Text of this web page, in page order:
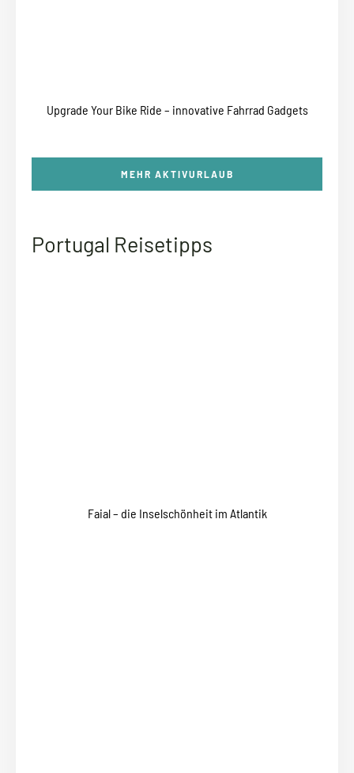
Upgrade Your Bike Ride – innovative Fahrrad Gadgets
MEHR AKTIVURLAUB
Portugal Reisetipps
Faial – die Inselschönheit im Atlantik